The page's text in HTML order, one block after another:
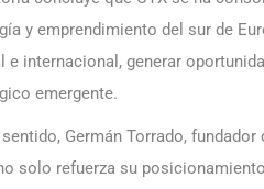
y emprendimiento del sur de
e internacional, generar
emergente.
sentido, Germán Torrado,
solo refuerza su